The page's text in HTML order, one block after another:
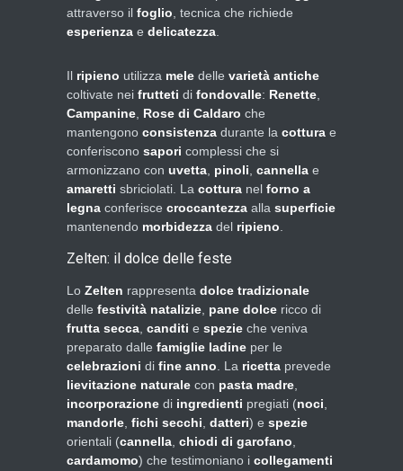
attraverso il foglio , tecnica che richiede
esperienza e delicatezza
Il ripieno utilizza mele delle varietà antiche
coltivate nei frutteti di fondovalle: Renette
Campanine Rose di Caldaro che
mantengono consistenza durante la cottura e
conferiscono sapori complessi che si
armonizzano con uvetta pinoli cannella e
amaretti sbriciolati. La cottura nel forno a
legna conferisce croccantezza alla superficie
mantenendo morbidezza del ripieno
Zelten: il dolce delle feste
Lo Zelten rappresenta dolce tradizionale
delle festività natalizie pane dolce ricco di
frutta secca canditi e spezie che veniva
preparato dalle famiglie ladine per le
celebrazioni di fine anno . La ricetta prevede
lievitazione naturale con pasta madre
incorporazione di ingredienti pregiati (noci
mandorle fichi secchi datteri) e spezie
orientali (cannella chiodi di garofano
cardamomo) che testimoniano i collegamenti